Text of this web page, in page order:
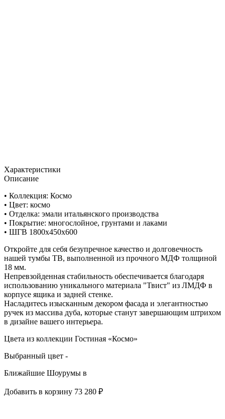
Характеристики
Описание
• Коллекция: Космо
• Цвет: космо
• Отделка: эмали итальянского производства
• Покрытие: многослойное, грунтами и лаками
• ШГВ 1800х450х600
Откройте для себя безупречное качество и долговечность
нашей тумбы ТВ, выполненной из прочного МДФ толщиной
18 мм.
Непревзойденная стабильность обеспечивается благодаря
использованию уникального материала "Твист" из ЛМДФ в
корпусе ящика и задней стенке.
Насладитесь изысканным декором фасада и элегантностью
ручек из массива дуба, которые станут завершающим штрихом
в дизайне вашего интерьера.
Цвета из коллекции Гостиная «Космо»
Выбранный цвет -
Ближайшие Шоурумы в
Добавить в корзину 73 280 ₽